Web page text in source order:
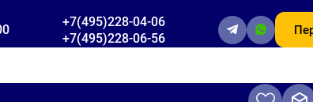
+7(495)228-04-06
+7(495)228-06-56